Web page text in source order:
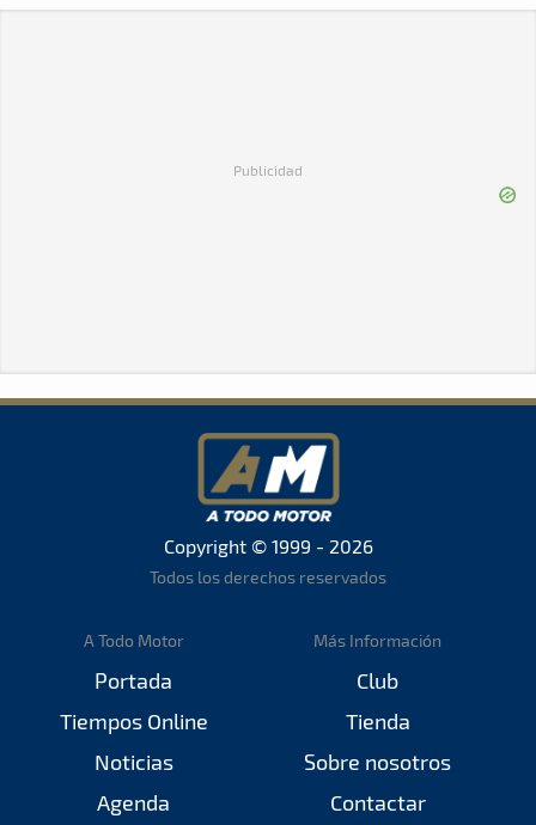
Publicidad
Copyright © 1999 - 2026
Todos los derechos reservados
A Todo Motor
Portada
Tiempos Online
Noticias
Agenda
Más Información
Club
Tienda
Sobre nosotros
Contactar